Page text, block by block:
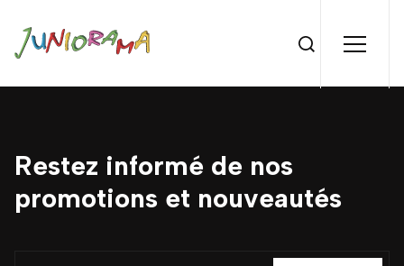
Restez informé de nos
promotions et nouveautés